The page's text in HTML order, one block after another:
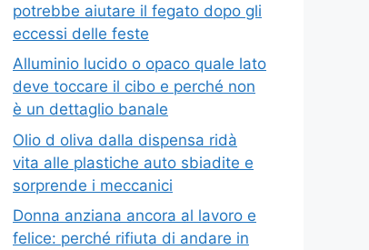
potrebbe aiutare il fegato dopo gli
eccessi delle feste
Alluminio lucido o opaco quale lato
deve toccare il cibo e perché non
è un dettaglio banale
Olio d oliva dalla dispensa ridà
vita alle plastiche auto sbiadite e
sorprende i meccanici
Donna anziana ancora al lavoro e
felice: perché rifiuta di andare in